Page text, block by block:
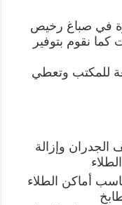
في صباغ رخيص
كما نقوم بتوفير
للمكتب وتعطي
وإزالة
أماكن الطلاء